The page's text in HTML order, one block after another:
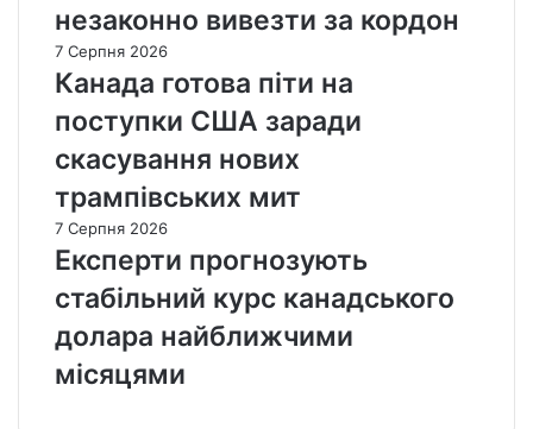
незаконно вивезти за кордон
7 Серпня 2026
Канада готова піти на
поступки США заради
скасування нових
трампівських мит
7 Серпня 2026
Експерти прогнозують
стабільний курс канадського
долара найближчими
місяцями